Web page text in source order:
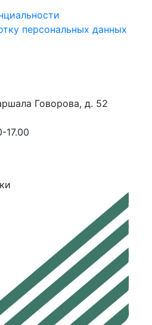
персональных данных
Говорова, д. 52
17.00